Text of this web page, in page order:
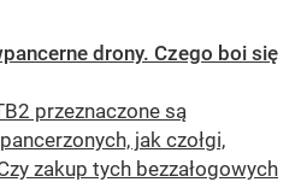
drony. Czego boi się
przeznaczone są
jak czołgi,
zakup tych bezzałogowych